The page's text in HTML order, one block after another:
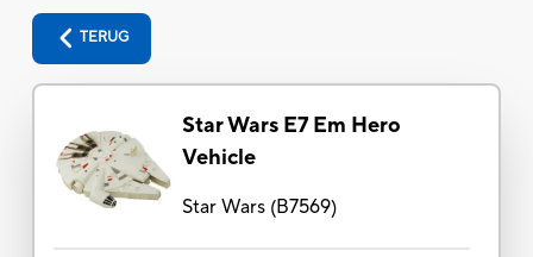
TERUG
Star Wars E7 Em Hero
Vehicle
Star Wars(B7569)